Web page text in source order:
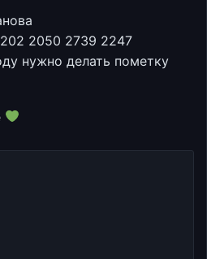
2050 2739 2247
нужно делать пометку